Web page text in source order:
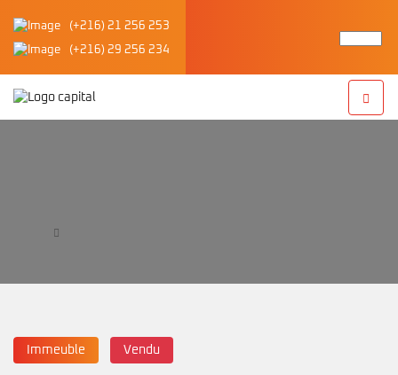
(+216) 21 256 253
(+216) 29 256 234
Immeuble Vendu